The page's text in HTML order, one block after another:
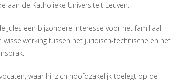
aan de Katholieke Universiteit Leuven.
Jules een bijzondere interesse voor het familiaal
tussen het juridisch-technische en het
waar hij zich hoofdzakelijk toelegt op de